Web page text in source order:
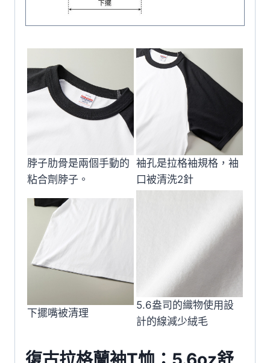
脖子肋骨是兩個手動的
粘合劑脖子。
袖孔是拉格袖規格，袖
口被清洗2針
下擺嘴被清理
5.6盎司的織物使用設
計的線減少絨毛